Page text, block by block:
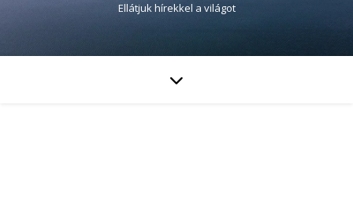
Ellátjuk hírekkel a világot